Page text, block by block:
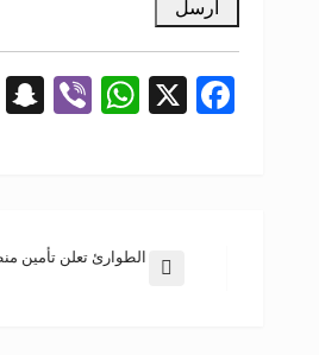
Facebook
X
الطوارئ تعلن تأمين